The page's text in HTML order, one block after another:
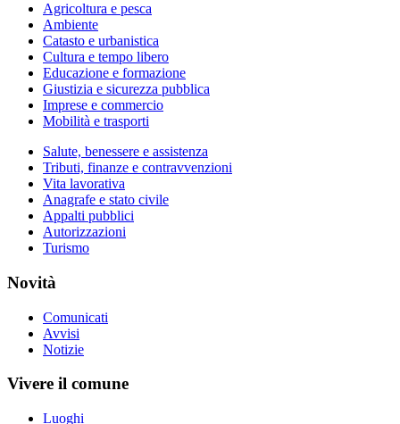
Agricoltura e pesca
Ambiente
Catasto e urbanistica
Cultura e tempo libero
Educazione e formazione
Giustizia e sicurezza pubblica
Imprese e commercio
Mobilità e trasporti
Salute, benessere e assistenza
Tributi, finanze e contravvenzioni
Vita lavorativa
Anagrafe e stato civile
Appalti pubblici
Autorizzazioni
Turismo
Novità
Comunicati
Avvisi
Notizie
Vivere il comune
Luoghi